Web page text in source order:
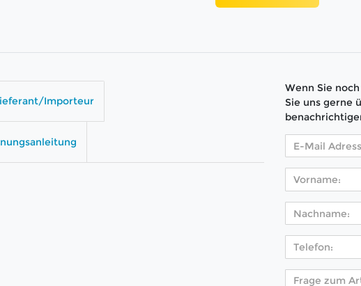
Importeur
Wenn Sie
Sie uns gerne